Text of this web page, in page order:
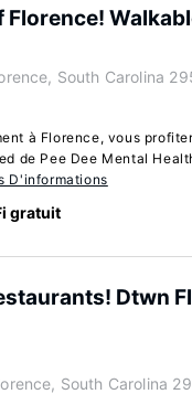
Florence!
South Carolina
à Florence, vous
de Pee Dee Mental
D'informations
gratuit
Dtwn
South Carolina